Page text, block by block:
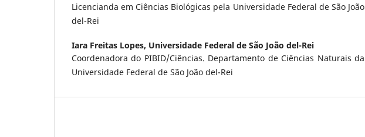
Licencianda em Ciências Biológicas pela Universidade Federal de São João
del-Rei
Iara Freitas Lopes, Universidade Federal de São João del-Rei
Coordenadora do PIBID/Ciências. Departamento de Ciências Naturais da
Universidade Federal de São João del-Rei